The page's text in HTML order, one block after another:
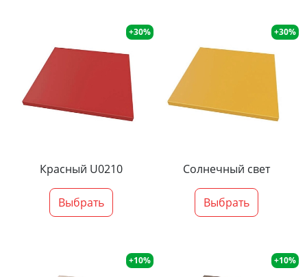
+30%
Красный U0210
Выбрать
+30%
Солнечный свет
Выбрать
+10% +10%